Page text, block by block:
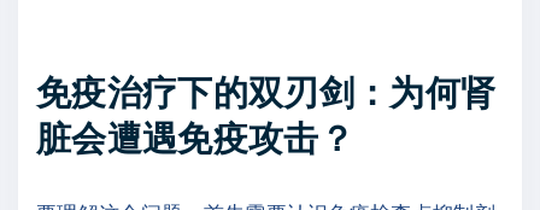
免疫治疗下的双刃剑：为何肾
脏会遭遇免疫攻击？